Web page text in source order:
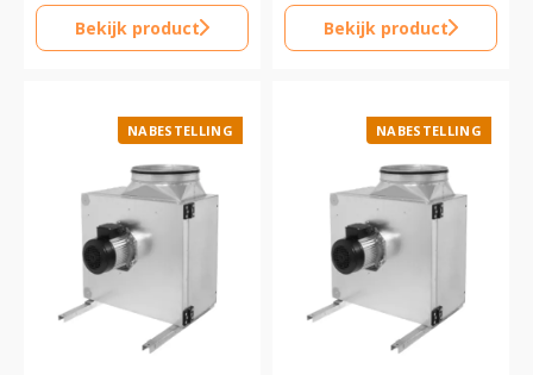
Bekijk product Bekijk product
NABESTELLING NABESTELLING